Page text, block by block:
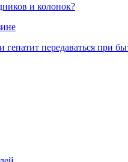
и колонок?
передаваться при